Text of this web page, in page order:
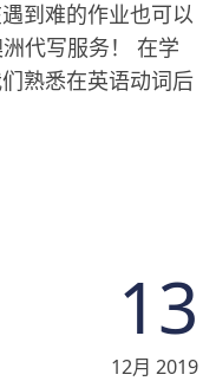
到难的作业也可以
代写服务！ 在学
熟悉在英语动词后
13
12月 2019